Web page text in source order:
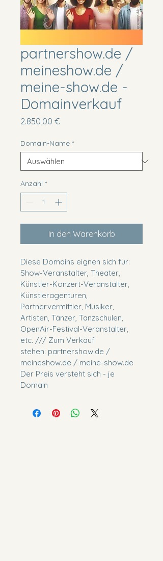
partnershow.de /
meineshow.de /
meine-show.de -
Domainverkauf
2.850,00 €Preis
Domain-Name *
Anzahl *
In den Warenkorb
Diese Domains eignen sich für:
Show-Veranstalter, Theater,
Künstler-Konzert-Veranstalter,
Künstleragenturen,
Partnervermittler, Musiker,
Artisten, Tänzer, Tanzschulen,
OpenAir-Festival-Veranstalter,
etc. /// Zum Verkauf
stehen: partnershow.de /
meineshow.de / meine-show.de
Der Preis versteht sich - je
Domain